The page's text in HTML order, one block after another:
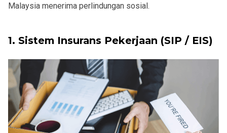
Malaysia menerima perlindungan sosial.
1. Sistem Insurans Pekerjaan (SIP / EIS)